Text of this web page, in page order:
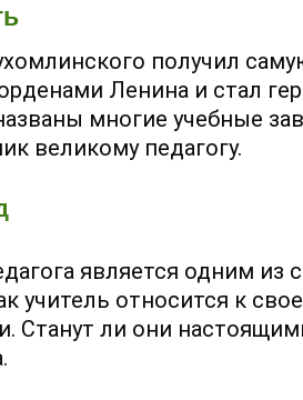
получил
Ленина и стал
многие учебные
великому педагогу.
является одним
учитель относится к
Станут ли они